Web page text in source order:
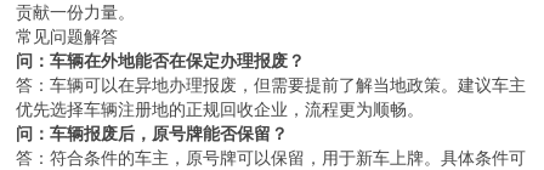
贡献一份力量。
常见问题解答
问：车辆在外地能否在保定办理报废？
答：车辆可以在异地办理报废，但需要提前了解当地政策。建议车主
优先选择车辆注册地的正规回收企业，流程更为顺畅。
问：车辆报废后，原号牌能否保留？
答：符合条件的车主，原号牌可以保留，用于新车上牌。具体条件可